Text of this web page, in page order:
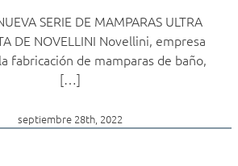
SERIE DE MAMPARAS ULTRA
DE NOVELLINI Novellini, empresa
fabricación de mamparas de baño,
[…]
septiembre 28th, 2022